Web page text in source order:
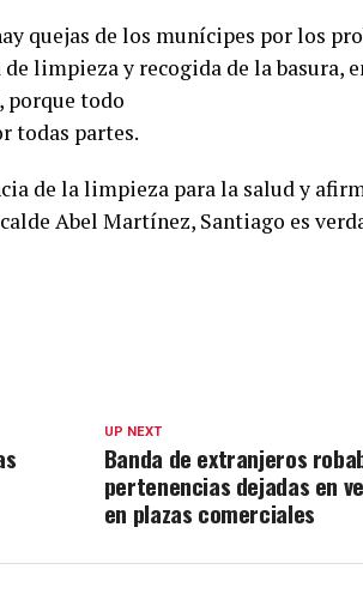
quejas de los munícipes por los
limpieza y recogida de la basura,
porque todo
todas partes.
de la limpieza para la salud y
Abel Martínez, Santiago es
UP NEXT
Banda de extranjeros
pertenencias dejadas en
en plazas comerciales